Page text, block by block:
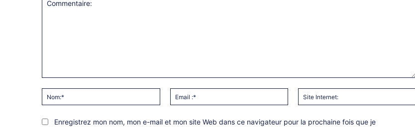
Nom:*
Email
:*
Enregistrez mon nom, mon e-mail et mon site Web dans ce navigateur pour la prochaine fois que je